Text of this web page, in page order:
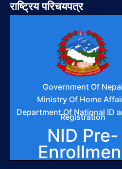
राष्ट्रिय परिचयपत्र